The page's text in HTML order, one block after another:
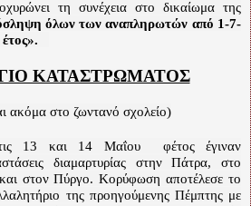
τη συνέχεια στο δικαίωμα της
όλων των αναπληρωτών από 1-7-
ΚΑΤΑΣΤΡΩΜΑΤΟΣ
ακόμα στο ζωντανό σχολείο)
13 και 14 Μαΐου
φέτος έγιναν
διαμαρτυρίας στην Πάτρα, στο
στον Πύργο. Κορύφωση αποτέλεσε το
της προηγούμενης Πέμπτης με